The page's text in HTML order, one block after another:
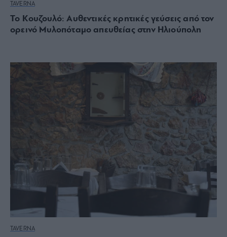
TAVERNA
Το Κουζουλό: Αυθεντικές κρητικές γεύσεις από τον
ορεινό Μυλοπόταμο απευθείας στην Ηλιούπολη
TAVERNA